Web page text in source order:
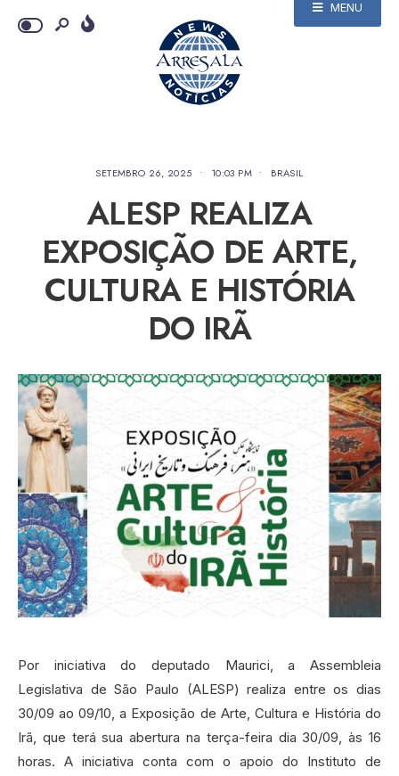
MENU
SETEMBRO 26, 2025 • 10:03 PM • BRASIL
ALESP REALIZA
EXPOSIÇÃO DE ARTE,
CULTURA E HISTÓRIA
DO IRÃ
Por iniciativa do deputado Maurici, a Assembleia
Legislativa de São Paulo (ALESP) realiza entre os dias
30/09 ao 09/10, a Exposição de Arte, Cultura e História do
Irã, que terá sua abertura na terça-feira dia 30/09, às 16
horas. A iniciativa conta com o apoio do Instituto de